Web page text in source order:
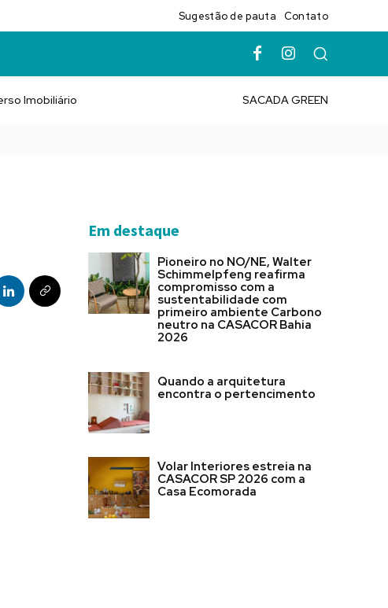
Sugestão de pauta Contato
Imobiliário SACADA GREEN
Em destaque
Pioneiro no NO/NE, Walter
Schimmelpfeng reafirma
compromisso com a
sustentabilidade com
primeiro ambiente Carbono
neutro na CASACOR Bahia
2026
Quando a arquitetura
encontra o pertencimento
Volar Interiores estreia na
CASACOR SP 2026 com a
Casa Ecomorada